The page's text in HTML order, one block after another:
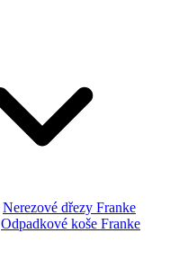
Nerezové dřezy Franke
Odpadkové koše Franke